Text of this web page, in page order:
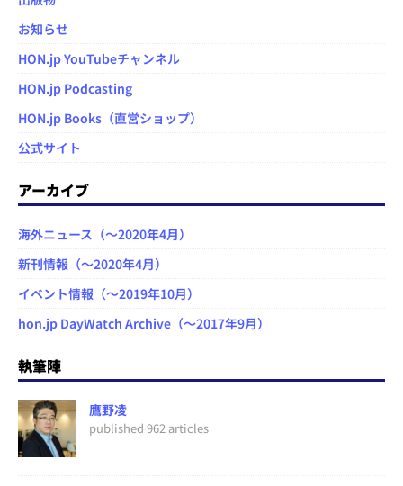
お知らせ
HON.jp YouTubeチャンネル
HON.jp Podcasting
HON.jp Books（直営ショップ）
公式サイト
アーカイブ
海外ニュース（～2020年4月）
新刊情報（～2020年4月）
イベント情報（～2019年10月）
hon.jp DayWatch Archive（～2017年9月）
執筆陣
鷹野凌
published 962 articles